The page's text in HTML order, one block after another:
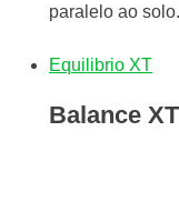
paralelo ao solo.
Equilibrio XT
Balance XT